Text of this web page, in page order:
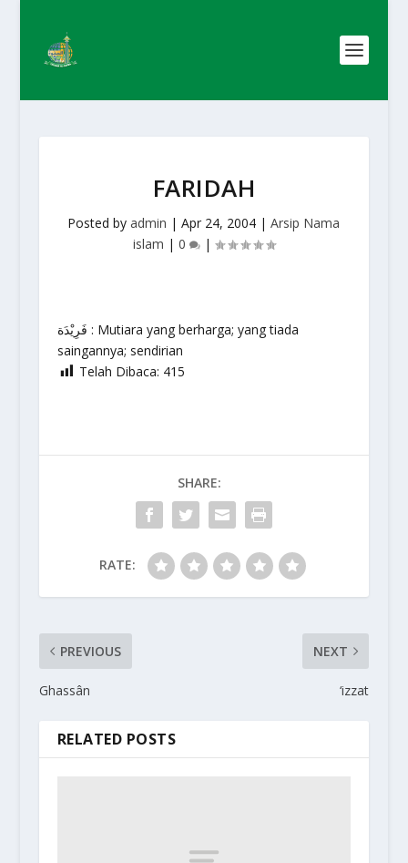
FARIDAH
Posted byadmin |Apr 24, 2004 |Arsip Nama
islam | 0 |
فَرِيْدَة : Mutiara yang berharga; yang tiada
saingannya; sendirian
Telah Dibaca: 415
SHARE:
RATE:
PREVIOUS
Ghassân
NEXT
‘izzat
RELATED POSTS